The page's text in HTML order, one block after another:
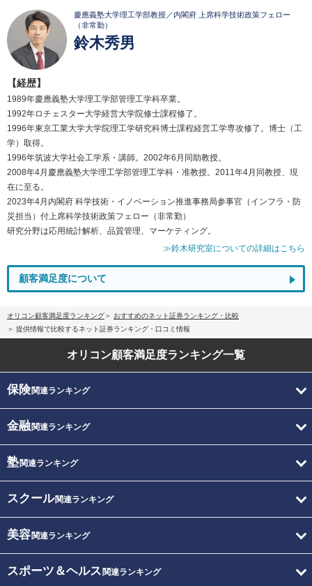
慶應義塾大学理工学部教授／内閣府 上席科学技術政策フェロー
（非常勤）
鈴木秀男
【経歴】
1989年慶應義塾大学理工学部管理工学科卒業。
1992年ロチェスター大学経営大学院修士課程修了。
1996年東京工業大学大学院理工学研究科博士課程経営工学専攻修了。博士（工
学）取得。
1996年筑波大学社会工学系・講師。2002年6月同助教授。
2008年4月慶應義塾大学理工学部管理工学科・准教授。2011年4月同教授、現
在に至る。
2023年4月内閣府 科学技術・イノベーション推進事務局参事官（インフラ・防
災担当）付上席科学技術政策フェロー（非常勤）
研究分野は応用統計解析、品質管理、マーケティング。
≫鈴木研究室についての詳細はこちら
顧客満足度について
オリコン顧客満足度ランキング
おすすめのネット証券ランキング・比較
提供情報で比較するネット証券ランキング・口コミ情報
オリコン顧客満足度ランキング一覧
保険関連ランキング
金融関連ランキング
塾関連ランキング
スクール関連ランキング
美容関連ランキング
スポーツ＆ヘルス 関連ランキング